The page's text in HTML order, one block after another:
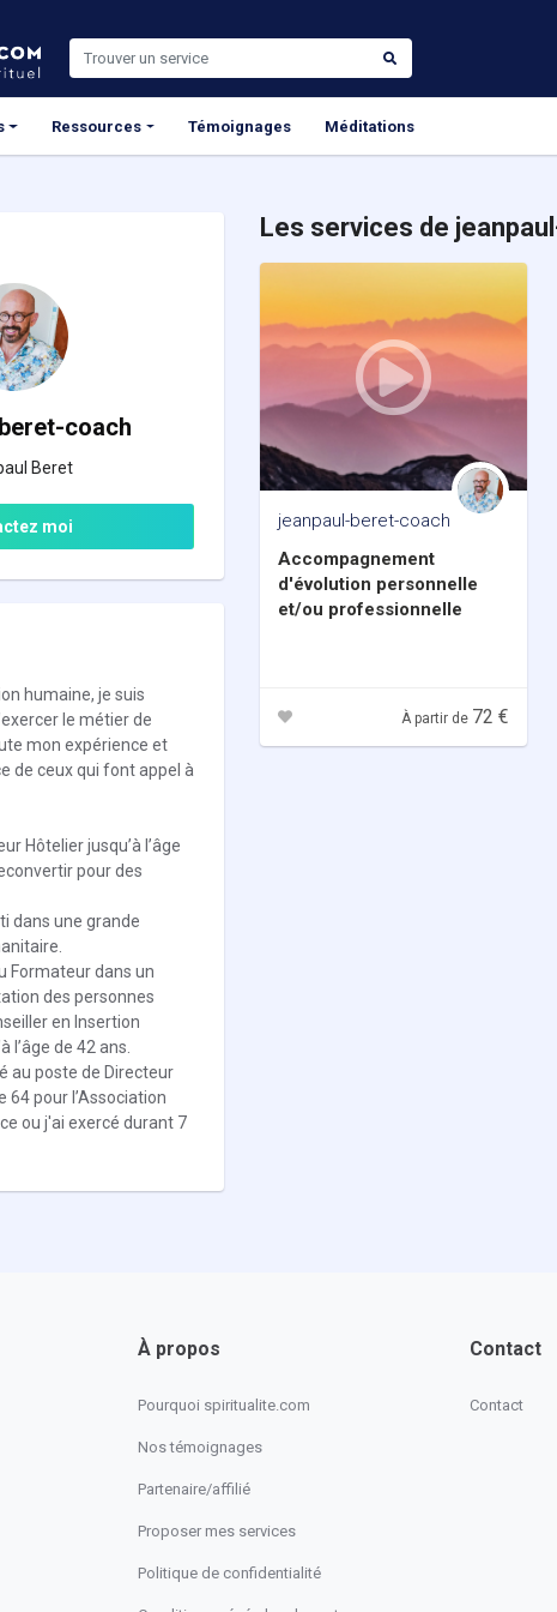
Ressources Témoignages Méditations
coach
Beret
moi
humaine, je suis
le métier de
mon expérience et
de ceux qui font appel à
Hôtelier jusqu’à l’âge
pour des
dans une grande
Formateur dans un
des personnes
en Insertion
l’âge de 42 ans.
au poste de Directeur
64 pour l’Association
ou j'ai exercé durant 7
Les services de
jeanpaul-beret-coach
Accompagnement
d'évolution personnelle
et/ou professionnelle
À partir de 72 €
À propos
Pourquoi spiritualite.com
Nos témoignages
Partenaire/affilié
Proposer mes services
Politique de confidentialité
Contact
Contact